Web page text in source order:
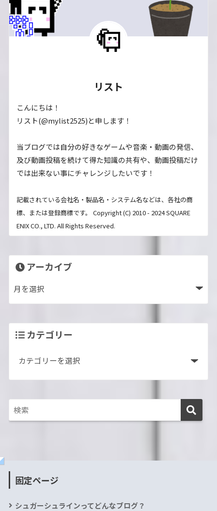
リスト
こんにちは！
リスト(@mylist2525)と申します！
当ブログでは自分の好きなゲームや音楽・動画の発信、
及び動画投稿を続けて得た知識の共有や、動画投稿だけ
では出来ない事にチャレンジしたいです！
記載されている会社名・製品名・システム名などは、各社の商
標、または登録商標です。 Copyright (C) 2010 - 2024 SQUARE
ENIX CO., LTD. All Rights Reserved.
アーカイブ
カテゴリー
固定ページ
シュガーシュラインってどんなブログ？